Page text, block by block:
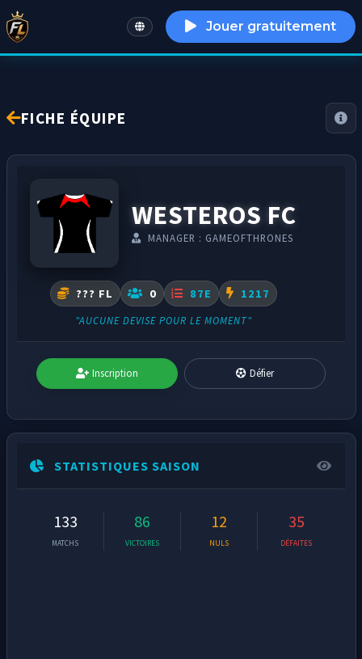
English Jouer gratuitement
FICHE ÉQUIPE
WESTEROS FC
MANAGER : GAMEOFTHRONES
??? FL 0 87E 1217
"AUCUNE DEVISE POUR LE MOMENT"
Inscription Défier
STATISTIQUES SAISON
133
MATCHS
86
VICTOIRES
12
NULS
35
DÉFAITES